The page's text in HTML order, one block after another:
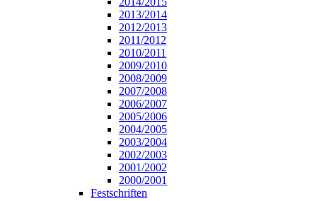
2013/2014
2012/2013
2011/2012
2010/2011
2009/2010
2008/2009
2007/2008
2006/2007
2005/2006
2004/2005
2003/2004
2002/2003
2001/2002
2000/2001
Festschriften